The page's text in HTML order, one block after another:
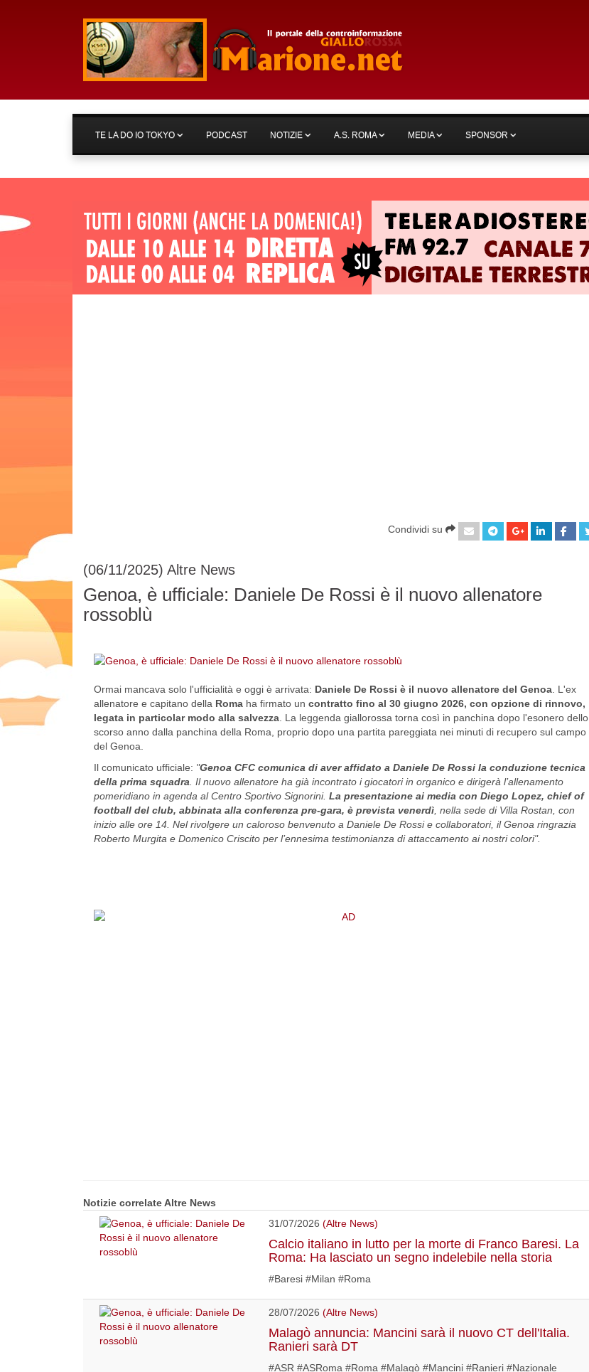
TE LA DO IO TOKYO PODCAST NOTIZIE A.S. ROMA MEDIA SPONSOR
Condividi su
(06/11/2025) Altre News
Genoa, è ufficiale: Daniele De Rossi è il nuovo allenatore
rossoblù
Ormai mancava solo l'ufficialità e oggi è arrivata: Daniele De Rossi è il nuovo allenatore del Genoa . L'ex
allenatore e capitano della Roma ha firmato un contratto fino al 30 giugno 2026, con opzione di rinnovo,
legata in particolar modo alla salvezza . La leggenda giallorossa torna così in panchina dopo l'esonero dello
scorso anno dalla panchina della Roma, proprio dopo una partita pareggiata nei minuti di recupero sul campo
del Genoa.
Il comunicato ufficiale: "Genoa CFC comunica di aver affidato a Daniele De Rossi la conduzione tecnica
della prima squadra . Il nuovo allenatore ha già incontrato i giocatori in organico e dirigerà l’allenamento
pomeridiano in agenda al Centro Sportivo Signorini. La presentazione ai media con Diego Lopez, chief of
football del club, abbinata alla conferenza pre-gara, è prevista venerdì , nella sede di Villa Rostan, con
inizio alle ore 14. Nel rivolgere un caloroso benvenuto a Daniele De Rossi e collaboratori, il Genoa ringrazia
Roberto Murgita e Domenico Criscito per l’ennesima testimonianza di attaccamento ai nostri colori".
Notizie correlate Altre News
31/07/2026 (Altre News)
Calcio italiano in lutto per la morte di Franco Baresi. La
Roma: Ha lasciato un segno indelebile nella storia
#Baresi #Milan #Roma
28/07/2026 (Altre News)
Malagò annuncia: Mancini sarà il nuovo CT dell'Italia.
Ranieri sarà DT
#ASR #ASRoma #Roma #Malagò #Mancini #Ranieri #Nazionale